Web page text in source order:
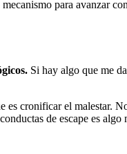
para avanzar
Si hay algo que me
cronificar el malestar.
de escape es algo